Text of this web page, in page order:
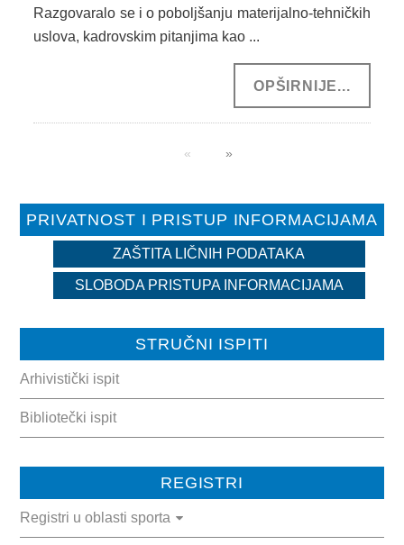
Razgovaralo se i o poboljšanju materijalno-tehničkih
uslova, kadrovskim pitanjima kao ...
OPŠIRNIJE...
PRIVATNOST I PRISTUP INFORMACIJAMA
ZAŠTITA LIČNIH PODATAKA
SLOBODA PRISTUPA INFORMACIJAMA
STRUČNI ISPITI
Arhivistički ispit
Bibliotečki ispit
REGISTRI
Registri u oblasti sporta